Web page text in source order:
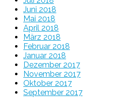
Juni 2018
Mai 2018
April 2018
März 2018
Februar 2018
Januar 2018
Dezember 2017
November 2017
Oktober 2017
September 2017